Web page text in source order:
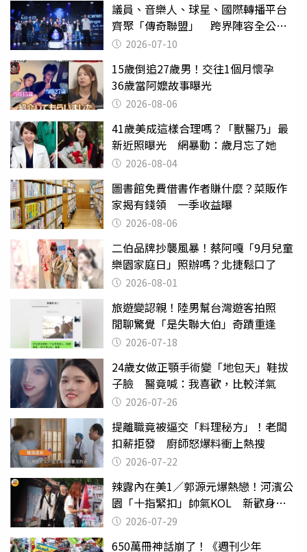
議員、音樂人、球星、國際轉播平台
齊聚「傳奇聯盟」 跨界陣容全公
開 劍指亞洲新傳奇聯賽
2026-07-10
15歲倒追27歲男！交往1個月懷孕
36歲當阿嬤故事曝光
2026-08-06
41歲美成這樣合理嗎？「獸醫乃」最
新近照曝光 網暴動：歲月忘了她
2026-08-04
圖書館免費借書作者賺什麼？菜販作
家揭有錢領 一季收益曝
2026-08-06
二伯品牌抄襲風暴！蔡阿嘎「9月兒童
樂園家庭日」照辦嗎？北捷鬆口了
2026-08-01
旅遊變認親！陸男幫台灣遊客拍照
閒聊驚覺「是失聯大伯」奇蹟重逢
2026-07-18
24歲女做正顎手術變「地包天」鞋拔
子臉 醫竟喊：我喜歡，比較洋氣
2026-07-26
提離職竟被逼交「料理秘方」！老闆
扣薪拒發 廚師怒爆料衝上熱搜
2026-07-22
辣露內在美1／郭源元爆熱戀！河濱公
園「十指緊扣」帥氣KOL 新歡身份
曝光2026-07-29
650萬冊神話崩了！《週刊少年